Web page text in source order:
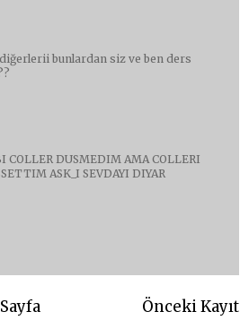
bunlardan siz ve ben ders
COLLER DUSMEDIM AMA COLLERI
ASK_I SEVDAYI DIYAR
Önceki Kayıt